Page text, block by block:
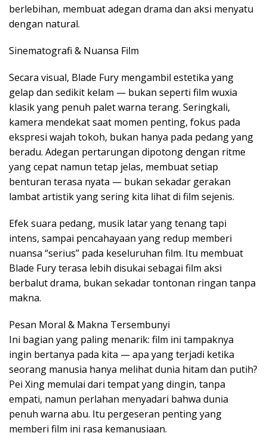
berlebihan, membuat adegan drama dan aksi menyatu
dengan natural.
Sinematografi & Nuansa Film
Secara visual, Blade Fury mengambil estetika yang
gelap dan sedikit kelam — bukan seperti film wuxia
klasik yang penuh palet warna terang. Seringkali,
kamera mendekat saat momen penting, fokus pada
ekspresi wajah tokoh, bukan hanya pada pedang yang
beradu. Adegan pertarungan dipotong dengan ritme
yang cepat namun tetap jelas, membuat setiap
benturan terasa nyata — bukan sekadar gerakan
lambat artistik yang sering kita lihat di film sejenis.
Efek suara pedang, musik latar yang tenang tapi
intens, sampai pencahayaan yang redup memberi
nuansa “serius” pada keseluruhan film. Itu membuat
Blade Fury terasa lebih disukai sebagai film aksi
berbalut drama, bukan sekadar tontonan ringan tanpa
makna.
Pesan Moral & Makna Tersembunyi
Ini bagian yang paling menarik: film ini tampaknya
ingin bertanya pada kita — apa yang terjadi ketika
seorang manusia hanya melihat dunia hitam dan putih?
Pei Xing memulai dari tempat yang dingin, tanpa
empati, namun perlahan menyadari bahwa dunia
penuh warna abu. Itu pergeseran penting yang
memberi film ini rasa kemanusiaan.